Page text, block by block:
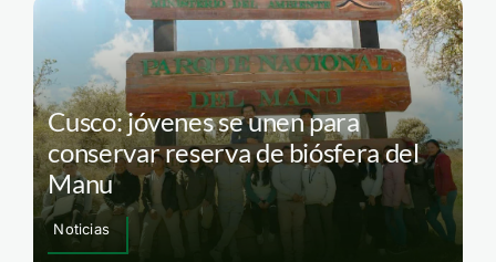
Cusco: jóvenes se unen para
conservar reserva de biósfera del
Manu
Noticias